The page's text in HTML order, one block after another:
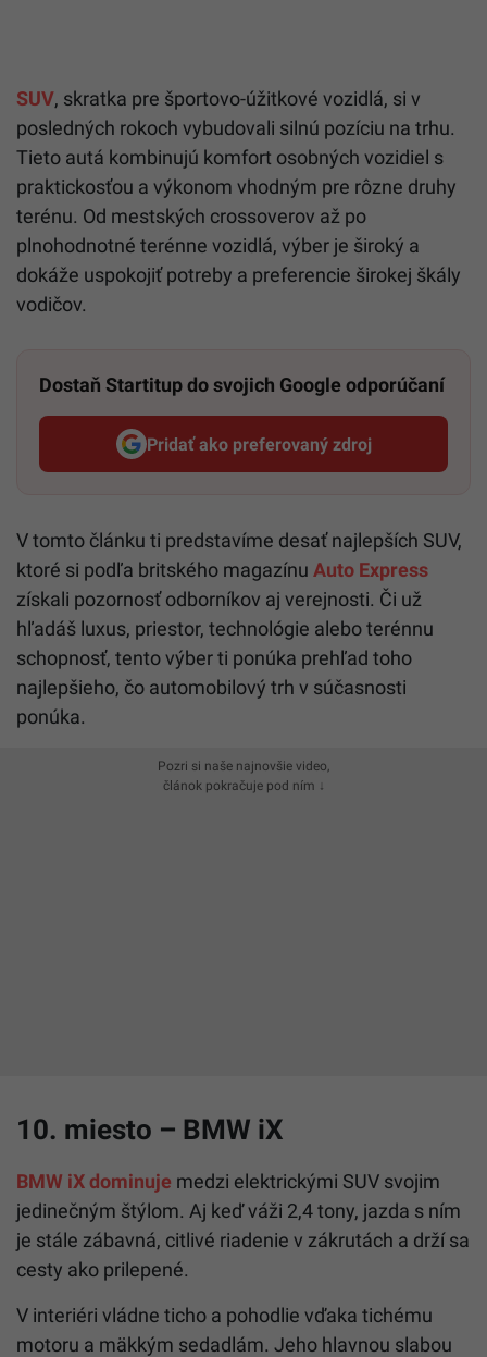
SUV, skratka pre športovo-úžitkové vozidlá, si v
posledných rokoch vybudovali silnú pozíciu na trhu.
Tieto autá kombinujú komfort osobných vozidiel s
praktickosťou a výkonom vhodným pre rôzne druhy
terénu. Od mestských crossoverov až po
plnohodnotné terénne vozidlá, výber je široký a
dokáže uspokojiť potreby a preferencie širokej škály
vodičov.
Dostaň Startitup do svojich Google odporúčaní
Pridať ako preferovaný zdroj
Startitup, odkaz sa otvorí v
V tomto článku ti predstavíme desať najlepších SUV,
ktoré si podľa britského magazínu Auto Express
získali pozornosť odborníkov aj verejnosti. Či už
hľadáš luxus, priestor, technológie alebo terénnu
schopnosť, tento výber ti ponúka prehľad toho
najlepšieho, čo automobilový trh v súčasnosti
ponúka.
Pozri si naše najnovšie video,
článok pokračuje pod ním ↓
10. miesto – BMW iX
BMW iX dominuje medzi elektrickými SUV svojim
jedinečným štýlom. Aj keď váži 2,4 tony, jazda s ním
je stále zábavná, citlivé riadenie v zákrutách a drží sa
cesty ako prilepené.
V interiéri vládne ticho a pohodlie vďaka tichému
motoru a mäkkým sedadlám. Jeho hlavnou slabou